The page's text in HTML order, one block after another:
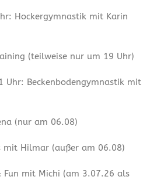
Hockergymnastik mit Karin
(teilweise nur um 19 Uhr)
Uhr: Beckenbodengymnastik mit
(nur am 06.08)
mit Hilmar (außer am 06.08)
Fun mit Michi (am 3.07.26 als